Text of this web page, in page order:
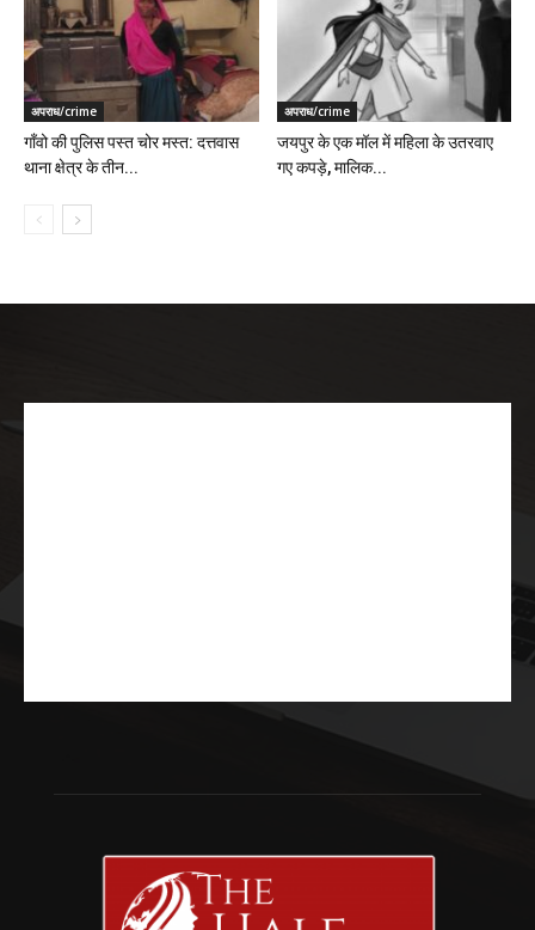
अपराध/crime
गॉंवो की पुलिस पस्त चोर मस्त: दत्तवास
थाना क्षेत्र के तीन...
अपराध/crime
जयपुर के एक मॉल में महिला के उतरवाए
गए कपड़े, मालिक...